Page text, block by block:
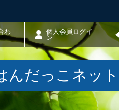
わ
個人会員ログイ
ン
んだっこネット